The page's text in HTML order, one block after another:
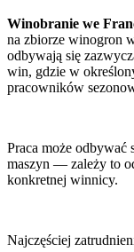
Winobranie we
na zbiorze winogron
odbywają się
win, gdzie w
pracowników
Praca może odbywać
maszyn — zależy to
konkretnej winnicy.
Najczęściej